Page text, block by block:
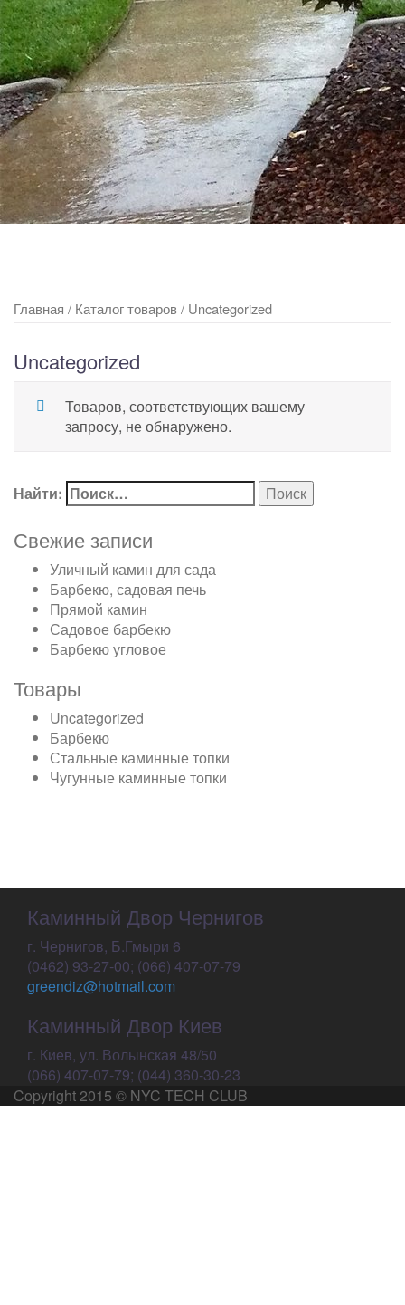
Главная / Каталог товаров/ Uncategorized
Uncategorized
Товаров, соответствующих вашему
запросу, не обнаружено.
Найти:
Свежие записи
Уличный камин для сада
Барбекю, садовая печь
Прямой камин
Садовое барбекю
Барбекю угловое
Товары
Uncategorized
Барбекю
Стальные каминные топки
Чугунные каминные топки
Каминный Двор Чернигов
г. Чернигов, Б.Гмыри 6
(0462) 93-27-00; (066) 407-07-79
greendiz@hotmail.com
Каминный Двор Киев
г. Киев, ул. Волынская 48/50
(066) 407-07-79; (044) 360-30-23
Copyright 2015 © NYC TECH CLUB